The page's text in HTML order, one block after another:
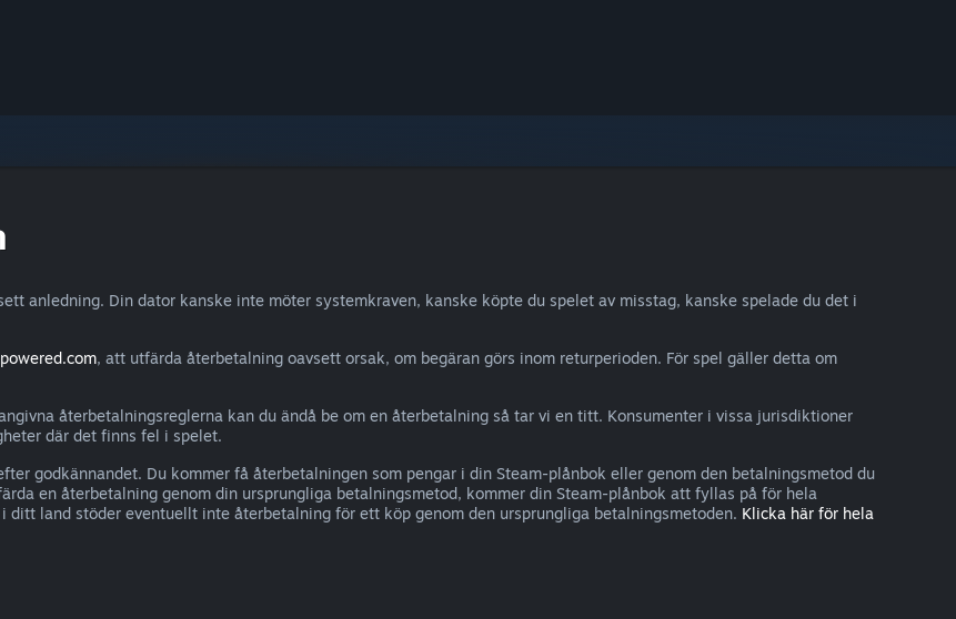
anledning. Din dator kanske inte möter systemkraven, kanske köpte du spelet av misstag, kanske spelade du det i
, att utfärda återbetalning oavsett orsak, om begäran görs inom returperioden. För spel gäller detta om
återbetalningsreglerna kan du ändå be om en återbetalning så tar vi en titt. Konsumenter i vissa jurisdiktioner
där det finns fel i spelet.
godkännandet. Du kommer få återbetalningen som pengar i din Steam-plånbok eller genom den betalningsmetod du
en återbetalning genom din ursprungliga betalningsmetod, kommer din Steam-plånbok att fyllas på för hela
land stöder eventuellt inte återbetalning för ett köp genom den ursprungliga betalningsmetoden. Klicka här för hela